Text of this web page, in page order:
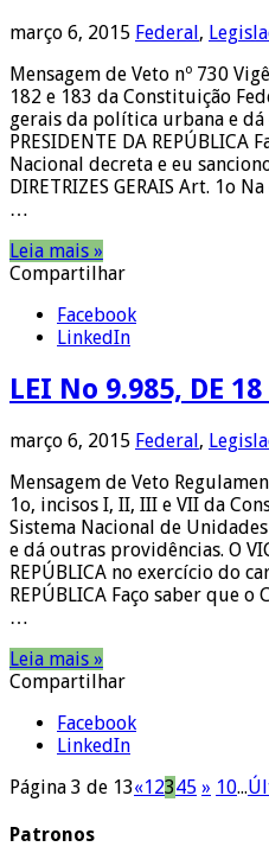
março 6, 2015 Federal,
Mensagem de Veto nº 730
182 e 183 da Constituição
gerais da política urbana e
PRESIDENTE DA REPÚBLICA
Nacional decreta e eu
DIRETRIZES GERAIS Art. 1o
…
Leia mais »
Compartilhar
Facebook
LinkedIn
LEI No 9.985, DE 18
março 6, 2015 Federal,
Mensagem de Veto
1o, incisos I, II, III e VII da
Sistema Nacional de
e dá outras providências. O
REPÚBLICA no exercício do
REPÚBLICA Faço saber que
…
Leia mais »
Compartilhar
Facebook
LinkedIn
Página 3 de 13«12345 » 10...
Patronos